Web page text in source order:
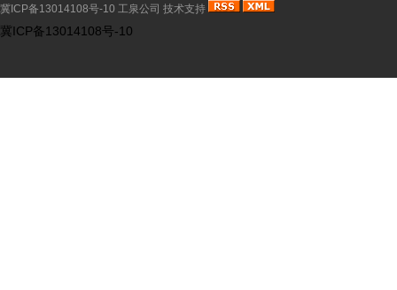
冀ICP备13014108号-10 工泉公司 技术支持
冀ICP备13014108号-10